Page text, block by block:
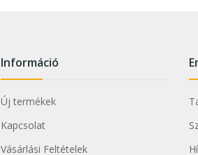
Információ
Új termékek
Kapcsolat
Vásárlási Feltételek